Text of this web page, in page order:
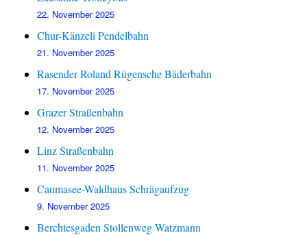
22. November 2025
Chur-Känzeli Pendelbahn
21. November 2025
Rasender Roland Rügensche Bäderbahn
17. November 2025
Grazer Straßenbahn
12. November 2025
Linz Straßenbahn
11. November 2025
Caumasee-Waldhaus Schrägaufzug
9. November 2025
Berchtesgaden Stollenweg Watzmann